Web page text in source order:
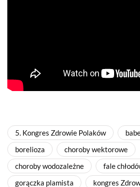
5. Kongres Zdrowie Polaków
borelioza
choroby wektorowe
choroby wodozależne
fale
gorączka plamista
kongres